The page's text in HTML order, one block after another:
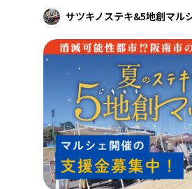
地域からさがす
北海道・東北
北海道 青森 岩手 宮城
栃木 群馬 埼玉
新潟 富山 石川 福井
三重 滋賀 京都 大阪
サツキノステキ&5地創マル